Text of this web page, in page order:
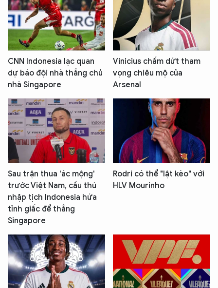
CNN Indonesia lạc quan
dự báo đội nhà thắng chủ
nhà Singapore
Vinicius chấm dứt tham
vọng chiêu mộ của
Arsenal
Sau trận thua 'ác mộng'
trước Việt Nam, cầu thủ
nhập tịch Indonesia hứa
tỉnh giấc để thắng
Singapore
Rodri có thể "lật kèo" với
HLV Mourinho